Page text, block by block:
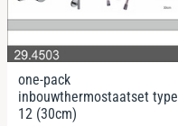
one-pack
inbouwthermostaatset type
12 (30cm)